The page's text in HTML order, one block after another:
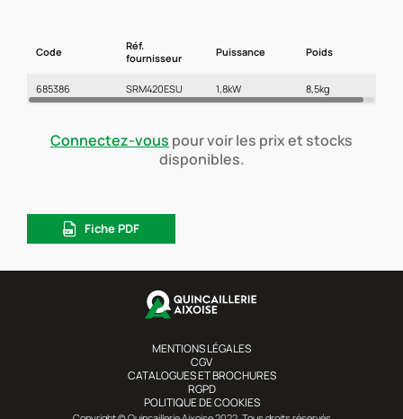
Code
Réf.
fournisseur
Puissance Poids
685386 SRM420ESU 1,8kW 8,5kg
Connectez-vous pour voir les prix et stocks
disponibles.
Fiche PDF
MENTIONS LÉGALES
CGV
CATALOGUES ET BROCHURES
RGPD
POLITIQUE DE COOKIES